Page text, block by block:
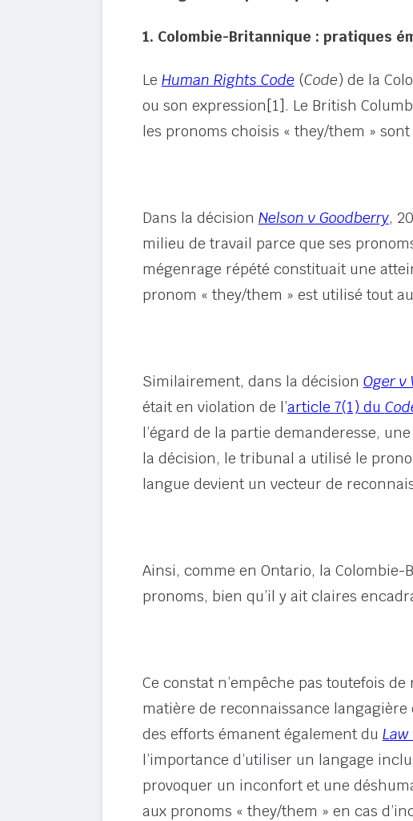
1. Colombie-Britannique : pratiques
Le Human Rights Code (Code) de la
ou son expression [1]. Le British
les pronoms choisis « they/them »
Dans la décision Nelson v Goodberry,
milieu de travail parce que ses
mégenrage répété constituait une
pronom « they/them » est utilisé tout
Similairement, dans la décision Oger v
était en violation de l’article 7(1) du
l’égard de la partie demanderesse,
la décision, le tribunal a utilisé le
langue devient un vecteur de
Ainsi, comme en Ontario, la
pronoms, bien qu’il y ait claires
Ce constat n’empêche pas toutefois
matière de reconnaissance langagière
des efforts émanent également du
l’importance d’utiliser un langage
provoquer un inconfort et une
aux pronoms « they/them » en cas